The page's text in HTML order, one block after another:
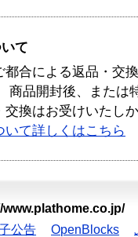
て
都合による返品・交
商品開封後、または
交換はお受けいたし
いて詳しくはこちら
www.plathome.co.jp/
公告 OpenBlocks